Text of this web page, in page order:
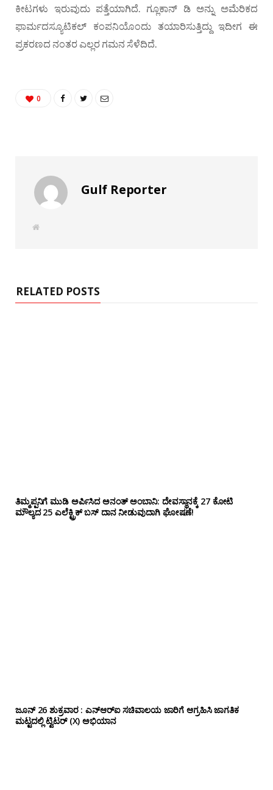
ಕೀಟಗಳು ಇರುವುದು ಪತ್ತೆಯಾಗಿದೆ. ಗ್ಲೂಕಾನ್ ಡಿ ಅನ್ನು ಅಮೆರಿಕದ
ಫಾರ್ಮದಸ್ಯೂಟಿಕಲ್ ಕಂಪನಿಯೊಂದು ತಯಾರಿಸುತ್ತಿದ್ದು ಇದೀಗ ಈ
ಪ್ರಕರಣದ ನಂತರ ಎಲ್ಲರ ಗಮನ ಸೆಳೆದಿದೆ.
0
Gulf Reporter
W
RELATED POSTS
ತಿಮ್ಮಪ್ಪನಿಗೆ ಮುಡಿ ಅರ್ಪಿಸಿದ ಅನಂತ್ ಅಂಬಾನಿ: ದೇವಸ್ಥಾನಕ್ಕೆ 27 ಕೋಟಿ
ಮೌಲ್ಯದ 25 ಎಲೆಕ್ಟ್ರಿಕ್ ಬಸ್ ದಾನ ನೀಡುವುದಾಗಿ ಘೋಷಣೆ!
ಜೂನ್ 26 ಶುಕ್ರವಾರ : ಎನ್‌ಆರ್‌ಐ ಸಚಿವಾಲಯ ಜಾರಿಗೆ ಆಗ್ರಹಿಸಿ ಜಾಗತಿಕ
ಮಟ್ಟದಲ್ಲಿ ಟ್ವಿಟರ್ (X) ಅಭಿಯಾನ